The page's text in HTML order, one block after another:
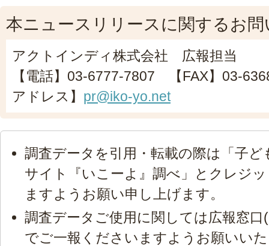
本ニュースリリースに関するお
アクトインディ株式会社 広報担当
【電話】03-6777-7807 【FAX】03-
アドレス】 pr@iko-yo.net
調査データを引用・転載の際は「子
サイト『いこーよ』調べ」とクレジ
ますようお願い申し上げます。
調査データご使用に関しては広報窓口(
でご一報くださいますようお願いい